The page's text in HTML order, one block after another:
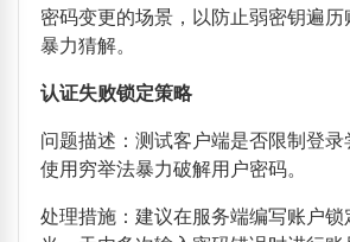
密码变更的场景，以防止弱密钥遍
暴力猜解。
认证失败锁定策略
问题描述：测试客户端是否限制登录
使用穷举法暴力破解用户密码。
处理措施：建议在服务端编写账户锁